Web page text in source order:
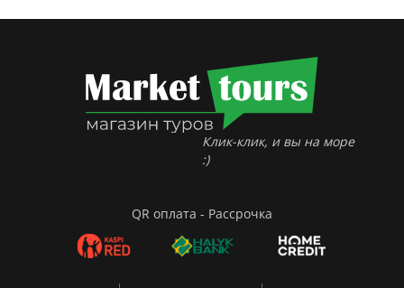
Клик-клик, и вы на море
:)
QR оплата - Рассрочка